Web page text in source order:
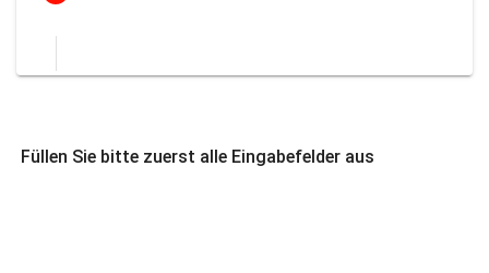
Füllen Sie bitte zuerst alle Eingabefelder aus